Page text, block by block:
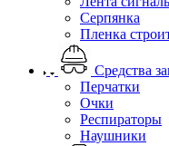
Серпянка
Пленка
Средства
Перчатки
Очки
Респираторы
Наушники